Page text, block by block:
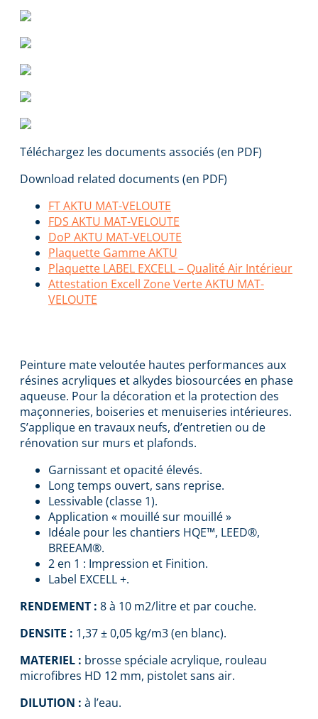
Téléchargez les documents associés (en PDF)
Download related documents (en PDF)
FT AKTU MAT-VELOUTE
FDS AKTU MAT-VELOUTE
DoP AKTU MAT-VELOUTE
Plaquette Gamme AKTU
Plaquette LABEL EXCELL – Qualité Air Intérieur
Attestation Excell Zone Verte AKTU MAT-
VELOUTE
Peinture mate veloutée hautes performances aux
résines acryliques et alkydes biosourcées en phase
aqueuse. Pour la décoration et la protection des
maçonneries, boiseries et menuiseries intérieures.
S’applique en travaux neufs, d’entretien ou de
rénovation sur murs et plafonds.
Garnissant et opacité élevés.
Long temps ouvert, sans reprise.
Lessivable (classe 1).
Application « mouillé sur mouillé »
Idéale pour les chantiers HQE™, LEED®,
BREEAM®.
2 en 1 : Impression et Finition.
Label EXCELL +.
RENDEMENT : 8 à 10 m2/litre et par couche.
DENSITE : 1,37 ± 0,05 kg/m3 (en blanc).
MATERIEL : brosse spéciale acrylique, rouleau
microfibres HD 12 mm, pistolet sans air.
DILUTION : à l’eau.